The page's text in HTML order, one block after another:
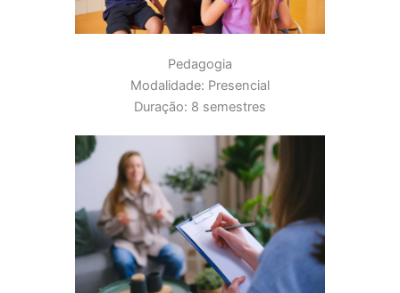
Pedagogia
Modalidade: Presencial
Duração: 8 semestres